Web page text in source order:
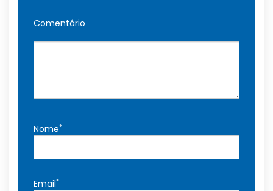
Comentário
Nome*
Email*